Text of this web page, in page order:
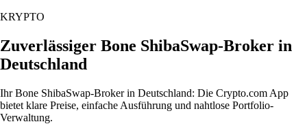
KRYPTO
Zuverlässiger Bone ShibaSwap-Broker in
Deutschland
Ihr Bone ShibaSwap-Broker in Deutschland: Die Crypto.com App
bietet klare Preise, einfache Ausführung und nahtlose Portfolio-
Verwaltung.